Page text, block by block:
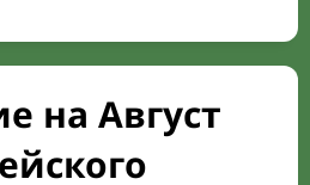
на Август